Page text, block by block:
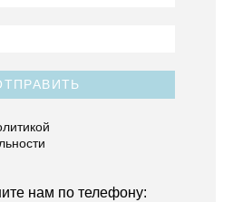
нам по телефону: